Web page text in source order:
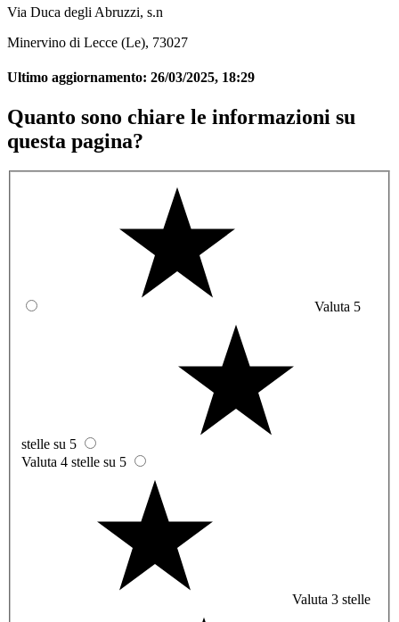
Via Duca degli Abruzzi, s.n
Minervino di Lecce (Le), 73027
Ultimo aggiornamento: 26/03/2025, 18:29
Quanto sono chiare le informazioni su
questa pagina?
Valuta 5
stelle su 5
Valuta 4 stelle su 5
Valuta 3 stelle